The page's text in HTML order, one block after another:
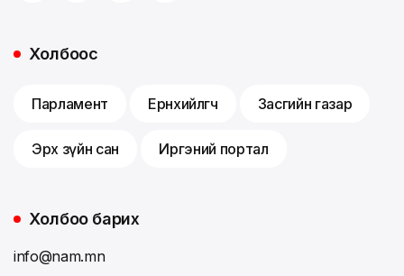
Холбоос
Парламент Ерөнхийлөгч Засгийн газар
Эрх зүйн сан Иргэний портал
Холбоо барих
info@nam.mn